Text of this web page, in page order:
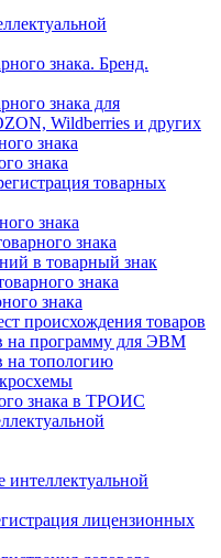
знака. Бренд.
знака для
Wildberries и других
знака
знака
товарных
знака
знака
в товарный знак
знака
знака
происхождения товаров
на программу для ЭВМ
на топологию
знака в ТРОИС
интеллектуальной
лицензионных